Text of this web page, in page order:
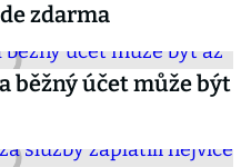
zdarma
běžný účet může být